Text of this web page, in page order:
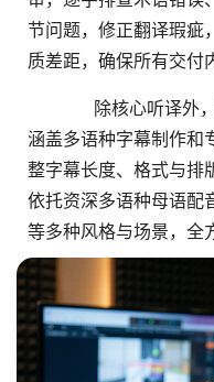
节问题，修正翻译瑕疵
质差距，确保所有交付
ᅟᅠᅟᅠ除核心听译外
涵盖多语种字幕制作和
整字幕长度、格式与排
依托资深多语种母语配
等多种风格与场景，全